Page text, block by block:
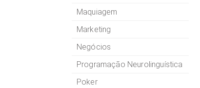
Maquiagem
Marketing
Negócios
Programação Neurolinguística
Poker